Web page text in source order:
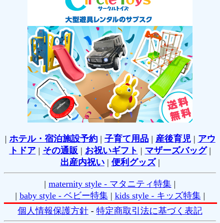
| ホテル・宿泊施設予約| 子育て用品| 産後育児| アウ
トドア| その通販 | お祝いギフト | マザーズバッグ|
出産内祝い| 便利グッズ|
| maternity style - マタニティ特集 |
| baby style - ベビー特集| kids style - キッズ特集|
個人情報保護方針 - 特定商取引法に基づく表記